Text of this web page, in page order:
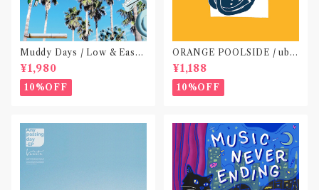
Muddy Days / Low & Easy
Life〝東京〟
¥1,980
10%OFF
ORANGE POOLSIDE / ubu
(CD作品)〝神奈川・厚木〟
¥1,188
10%OFF